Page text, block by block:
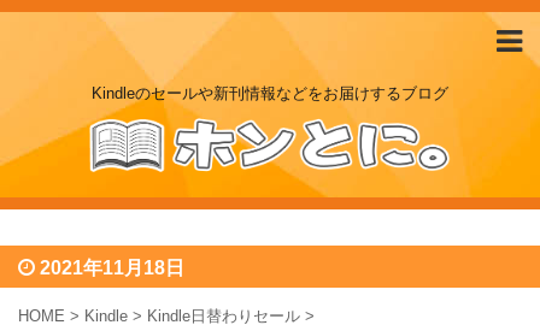
Kindleのセールや新刊情報などをお届けするブログ
2021年11月18日
HOME > Kindle > Kindle日替わりセール >